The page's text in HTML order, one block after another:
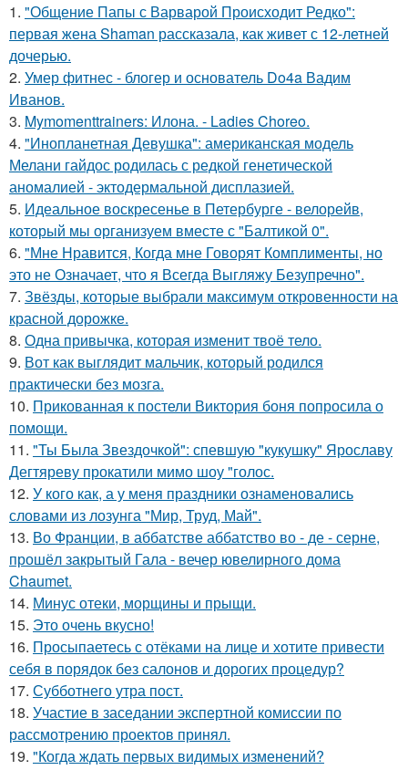
1. "Общение Папы с Варварой Происходит Редко":
первая жена Shaman рассказала, как живет с 12-летней
дочерью.
2. Умер фитнес - блогер и основатель Do4a Вадим
Иванов.
3. Mymomenttrainers: Илона. - Ladies Choreo.
4. "Инопланетная Девушка": американская модель
Мелани гайдос родилась с редкой генетической
аномалией - эктодермальной дисплазией.
5. Идеальное воскресенье в Петербурге - велорейв,
который мы организуем вместе с "Балтикой 0".
6. "Мне Нравится, Когда мне Говорят Комплименты, но
это не Означает, что я Всегда Выгляжу Безупречно".
7. Звёзды, которые выбрали максимум откровенности на
красной дорожке.
8. Одна привычка, которая изменит твоё тело.
9. Вот как выглядит мальчик, который родился
практически без мозга.
10. Прикованная к постели Виктория боня попросила о
помощи.
11. "Ты Была Звездочкой": спевшую "кукушку" Ярославу
Дегтяреву прокатили мимо шоу "голос.
12. У кого как, а у меня праздники ознаменовались
словами из лозунга "Мир, Труд, Май".
13. Во Франции, в аббатстве аббатство во - де - серне,
прошёл закрытый Гала - вечер ювелирного дома
Chaumet.
14. Минус отеки, морщины и прыщи.
15. Это очень вкусно!
16. Просыпаетесь с отёками на лице и хотите привести
себя в порядок без салонов и дорогих процедур?
17. Субботнего утра пост.
18. Участие в заседании экспертной комиссии по
рассмотрению проектов принял.
19. "Когда ждать первых видимых изменений?